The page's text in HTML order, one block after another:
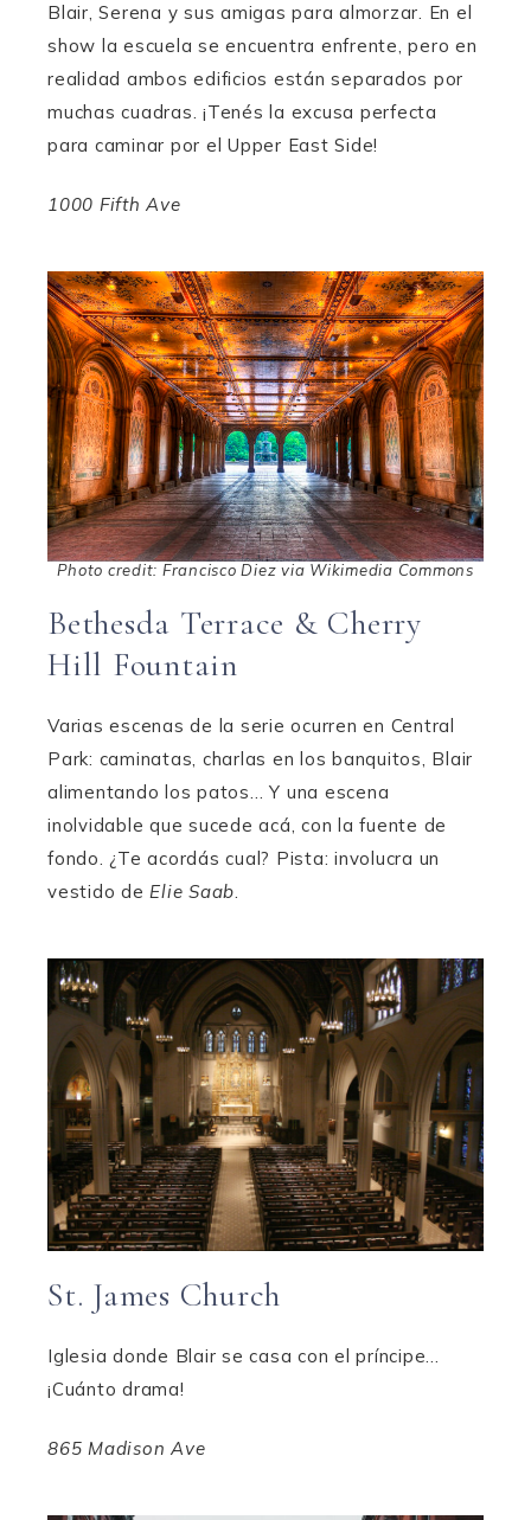
Blair, Serena y sus amigas para almorzar. En el
show la escuela se encuentra enfrente, pero en
realidad ambos edificios están separados por
muchas cuadras. ¡Tenés la excusa perfecta
para caminar por el Upper East Side!
1000 Fifth Ave
Photo credit: Francisco Diez via Wikimedia Commons
Bethesda Terrace & Cherry
Hill Fountain
Varias escenas de la serie ocurren en Central
Park: caminatas, charlas en los banquitos, Blair
alimentando los patos… Y una escena
inolvidable que sucede acá, con la fuente de
fondo. ¿Te acordás cual? Pista: involucra un
vestido deElie Saab.
St. James Church
Iglesia donde Blair se casa con el príncipe…
¡Cuánto drama!
865 Madison Ave